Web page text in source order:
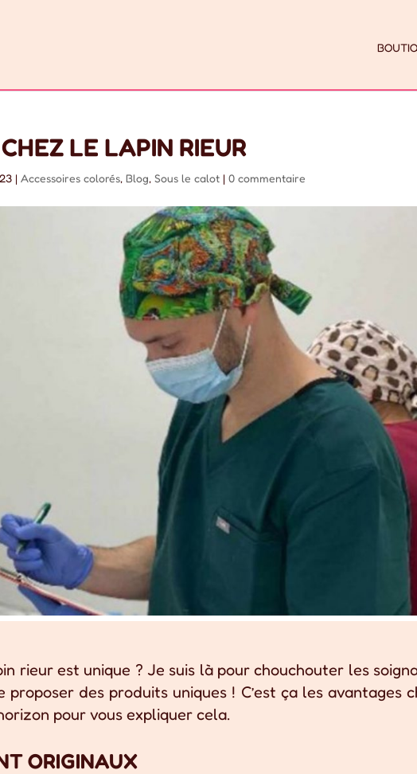
LE LAPIN RIEUR
|Accessoires colorés,Blog,Sous le calot |0 commentaire
rieur est unique ? Je suis là pour chouchouter les
proposer des produits uniques ! C’est ça les avantages
pour vous expliquer cela.
ORIGINAUX